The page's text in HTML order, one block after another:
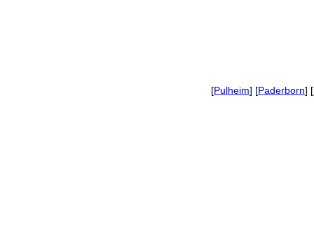
[Pulheim] [Paderborn] [